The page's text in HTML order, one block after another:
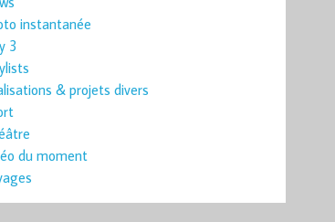
instantanée
3
& projets divers
du moment